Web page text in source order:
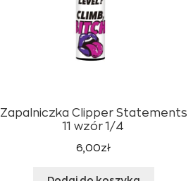
Zapalniczka Clipper Statements
11 wzór 1/4
6,00zł